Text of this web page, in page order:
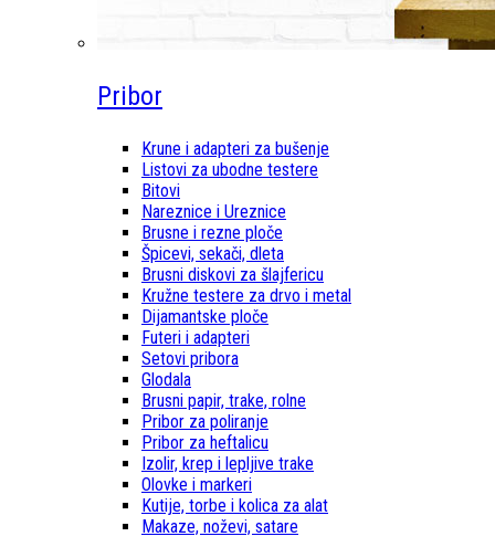
Pribor
Krune i adapteri za bušenje
Listovi za ubodne testere
Bitovi
Nareznice i Ureznice
Brusne i rezne ploče
Špicevi, sekači, dleta
Brusni diskovi za šlajfericu
Kružne testere za drvo i metal
Dijamantske ploče
Futeri i adapteri
Setovi pribora
Glodala
Brusni papir, trake, rolne
Pribor za poliranje
Pribor za heftalicu
Izolir, krep i lepljive trake
Olovke i markeri
Kutije, torbe i kolica za alat
Makaze, noževi, satare